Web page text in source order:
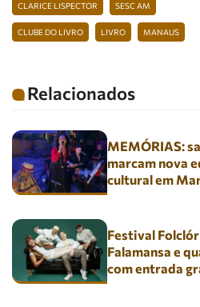
CLARICE LISPECTOR SESC AM
CLUBE DO LIVRO LIVRO MANAUS
Relacionados
MEMÓRIAS:
marcam nova
cultural em
Festival
Falamansa e
com entrada